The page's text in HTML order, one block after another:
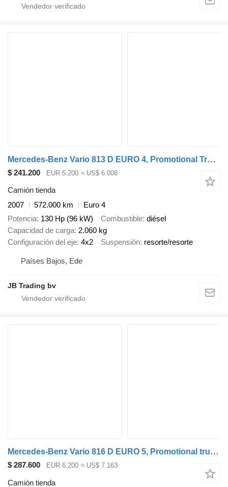
Mercedes-Benz Vario 813 D EURO 4, Promotional Truck, Manual transmission
$ 241.200 EUR 5.200 ≈ US$ 6.008
Camión tienda
2007
572.000 km
Euro 4
Potencia 130 Hp (96 kW) Combustible diésel
Capacidad de carga 2.060 kg
Configuración del eje 4x2 Suspensión resorte/resorte
Países Bajos, Ede
JB Trading bv
Mercedes-Benz Vario 816 D EURO 5, Promotional truck, Manual trans
$ 287.600 EUR 6.200 ≈ US$ 7.163
Camión tienda